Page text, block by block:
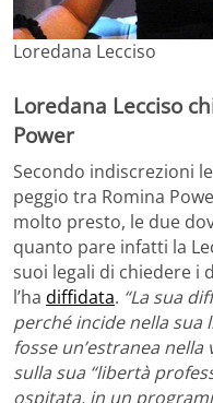
Loredana Lecciso
Loredana Lecciso
Power
Secondo indiscrezioni
peggio tra Romina
molto presto, le due
quanto pare infatti la
suoi legali di chiedere i
l’ha diffidata. “La sua
perché incide nella sua
fosse un’estranea
sulla sua “libertà
ospitata, in un